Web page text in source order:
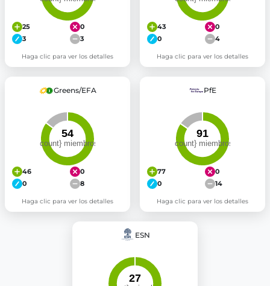
25
0
3
3
Haga clic para ver los detalles
43
0
0
4
Haga clic para ver los detalles
Greens/EFA
46
0
0
8
Haga clic para ver los detalles
PfE
77
0
0
14
Haga clic para ver los detalles
ESN